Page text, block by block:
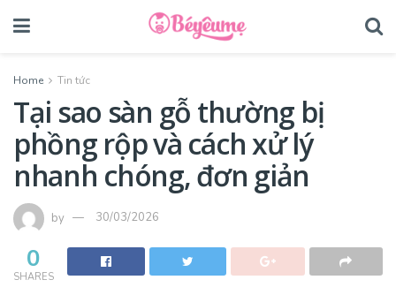
Home Tin tức
Tại sao sàn gỗ thường bị
phồng rộp và cách xử lý
nhanh chóng, đơn giản
by 30/03/2026
0
SHARES